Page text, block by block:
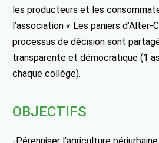
les producteurs et les
l’association « Les paniers d’Alter-
processus de décision sont
transparente et démocratique (1
chaque collège).
OBJECTIFS
-Pérenniser l’agriculture